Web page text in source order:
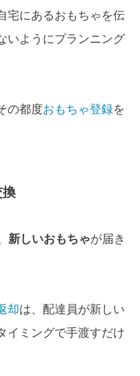
宅にあるおもちゃを伝
いようにプランニング
の都度おもちゃ登録を
新しいおもちゃが届き
却は、配達員が新しい
イミングで手渡すだけ